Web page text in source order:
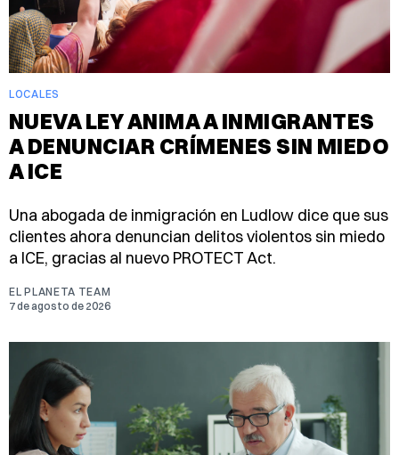
LOCALES
NUEVA LEY ANIMA A INMIGRANTES
A DENUNCIAR CRÍMENES SIN MIEDO
A ICE
Una abogada de inmigración en Ludlow dice que sus
clientes ahora denuncian delitos violentos sin miedo
a ICE, gracias al nuevo PROTECT Act.
EL PLANETA TEAM
7 de agosto de 2026